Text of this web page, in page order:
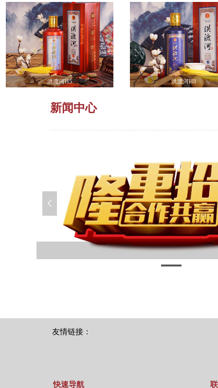
넳
新闻中心
友情链接：
洪渡河H5 洪渡河H8
快速导航